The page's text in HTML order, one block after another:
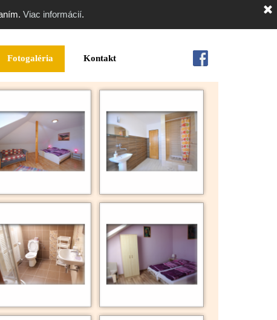
Viac informácií.
Fotogaléria Kontakt